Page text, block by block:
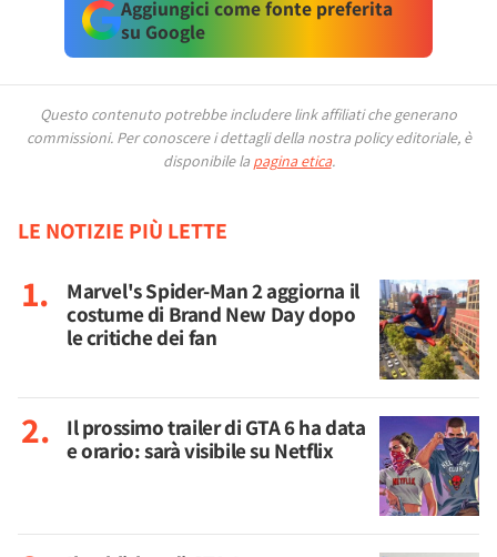
Aggiungici come fonte preferita
su Google
Questo contenuto potrebbe includere link affiliati che generano
commissioni. Per conoscere i dettagli della nostra policy editoriale, è
disponibile la pagina etica.
LE NOTIZIE PIÙ LETTE
Marvel's Spider-Man 2 aggiorna il
costume di Brand New Day dopo
le critiche dei fan
Il prossimo trailer di GTA 6 ha data
e orario: sarà visibile su Netflix